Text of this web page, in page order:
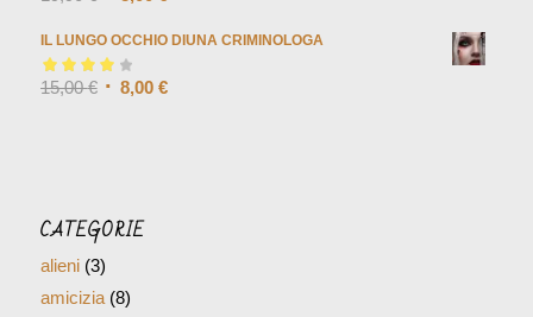
IL LUNGO OCCHIO DIUNA CRIMINOLOGA
Valutato4.00
15,00€ 8,00 €
CATEGORIE
alieni(3)
amicizia(8)